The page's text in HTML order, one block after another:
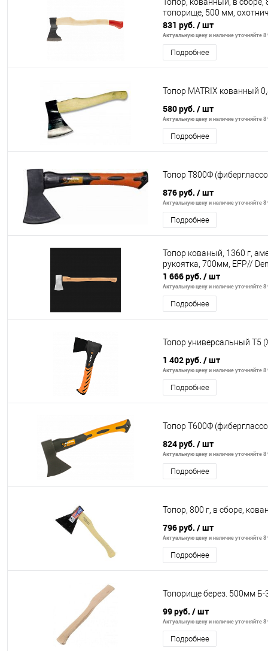
Топор, кованный, в
топорище, 500 мм,
831 руб. / шт
Актуальную цену и наличие уточняйте 8
Подробнее
Топор MATRIX кованный
580 руб. / шт
Актуальную цену и наличие уточняйте 8
Подробнее
Топор Т800Ф
876 руб. / шт
Актуальную цену и наличие уточняйте 8
Подробнее
Топор кованый, 1360 г,
рукоятка, 700мм, EFP//
1 666 руб. / шт
Актуальную цену и наличие уточняйте 8
Подробнее
Топор универсальный Т5
1 402 руб. / шт
Актуальную цену и наличие уточняйте 8
Подробнее
Топор Т600Ф
824 руб. / шт
Актуальную цену и наличие уточняйте 8
Подробнее
Топор, 800 г, в сборе,
796 руб. / шт
Актуальную цену и наличие уточняйте 8
Подробнее
Топорище берез. 500мм Б-
99 руб. / шт
Актуальную цену и наличие уточняйте 8
Подробнее